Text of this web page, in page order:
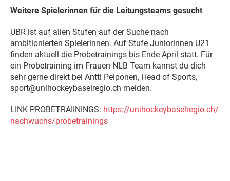
Weitere Spielerinnen für die Leitungsteams gesucht
UBR ist auf allen Stufen auf der Suche nach
ambitionierten Spielerinnen. Auf Stufe Juniorinnen U21
finden aktuell die Probetrainings bis Ende April statt. Für
ein Probetraining im Frauen NLB Team kannst du dich
sehr gerne direkt bei Antti Peiponen, Head of Sports,
sport@unihockeybaselregio.ch melden.
LINK PROBETRAIININGS: https://unihockeybaselregio.ch/
nachwuchs/probetrainings